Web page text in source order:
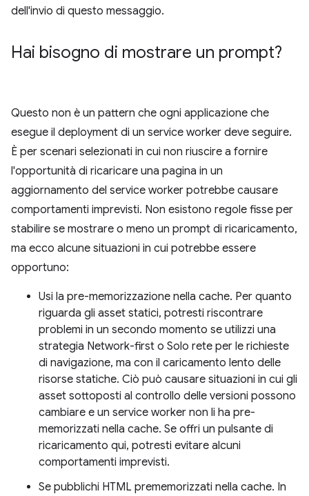
dell'invio di questo messaggio.
Hai bisogno di mostrare un prompt?
Questo non è un pattern che ogni applicazione che
esegue il deployment di un service worker deve seguire.
È per scenari selezionati in cui non riuscire a fornire
l'opportunità di ricaricare una pagina in un
aggiornamento del service worker potrebbe causare
comportamenti imprevisti. Non esistono regole fisse per
stabilire se mostrare o meno un prompt di ricaricamento,
ma ecco alcune situazioni in cui potrebbe essere
opportuno:
Usi la pre-memorizzazione nella cache. Per quanto
riguarda gli asset statici, potresti riscontrare
problemi in un secondo momento se utilizzi una
strategia Network-first o Solo rete per le richieste
di navigazione, ma con il caricamento lento delle
risorse statiche. Ciò può causare situazioni in cui gli
asset sottoposti al controllo delle versioni possono
cambiare e un service worker non li ha pre-
memorizzati nella cache. Se offri un pulsante di
ricaricamento qui, potresti evitare alcuni
comportamenti imprevisti.
Se pubblichi HTML prememorizzati nella cache. In